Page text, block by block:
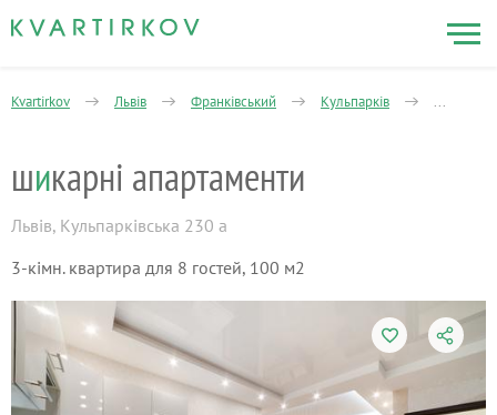
Kvartirkov Львів Франківський Кульпарків 3-
шикарні апартаменти
Львів, Кульпарківська 230 а
3-кімн. квартира для 8 гостей, 100 м2